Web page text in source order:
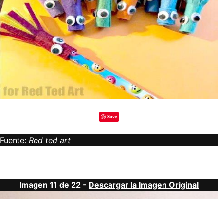
Save
Fuente: Red ted art
Imagen 11 de 22 - Descargar la Imagen Original